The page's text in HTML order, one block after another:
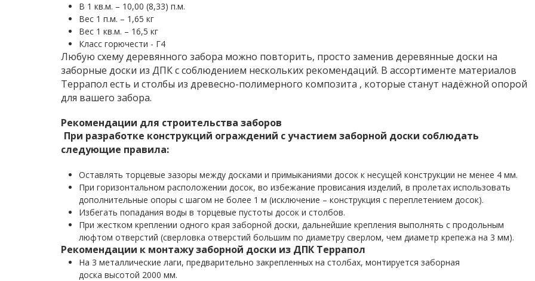
В 1 кв.м. – 10,00 (8,33) п.м.
Вес 1 п.м. – 1,65 кг
Вес 1 кв.м. – 16,5 кг
Класс горючести - Г4
Любую схему деревянного забора можно повторить, просто заменив деревянные доски на
заборные доски из ДПК с соблюдением нескольких рекомендаций. В ассортименте материалов
Террапол есть и столбы из древесно-полимерного композита , которые станут надёжной опорой
для вашего забора.
Рекомендации для строительства заборов
При разработке конструкций ограждений с участием заборной доски соблюдать
следующие правила:
Оставлять торцевые зазоры между досками и примыканиями досок к несущей конструкции не менее 4 мм.
При горизонтальном расположении досок, во избежание провисания изделий, в пролетах использовать
дополнительные опоры с шагом не более 1 м (исключение – конструкция с переплетением досок).
Избегать попадания воды в торцевые пустоты досок и столбов.
При жестком креплении одного края заборной доски, дальнейшие крепления выполнять с продольным
люфтом отверстий (сверловка отверстий большим по диаметру сверлом, чем диаметр крепежа на 3 мм).
Рекомендации к монтажу заборной доски из ДПК Террапол
На 3 металлические лаги, предварительно закрепленных на столбах, монтируется заборная
доска высотой 2000 мм.